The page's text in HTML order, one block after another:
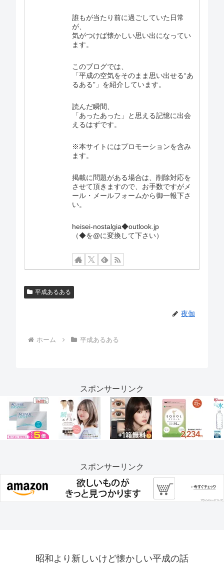
誰もが当たり前に過ごしていた日常
が、
気がつけば懐かしい思い出になってい
ます。
このブログでは、
「平成の空気をそのまま思い出せる“あ
るある”」を紹介しています。
読んだ瞬間、
「あったあった」と思える記憶に出会
えるはずです。
※本サイトにはプロモーションを含み
ます。
掲載に問題がある場合は、削除対応を
させて頂きますので、お手数ですがメ
ール・メールフォームから御一報下さ
い。
heisei-nostalgia◆outlook.jp
（◆を@に変換して下さい）
平成あるある
夜伽
ホーム 平成あるある
スポンサーリンク
スポンサーリンク
昭和より新しいけど懐かしい平成の話